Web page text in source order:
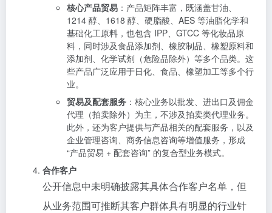
核心产品贸易 ：产品矩阵丰富，既涵盖甘油、
1214 醇、1618 醇、硬脂酸、AES 等油脂化学和
基础化工原料，也包含 IPP、GTCC 等化妆品原
料，同时涉及食品添加剂、橡胶制品、橡塑原料和
添加剂、化学试剂（危险品除外）等多个品类。这
些产品广泛应用于日化、食品、橡塑加工等多个行
业。
贸易及配套服务 ：核心业务以批发、进出口及佣金
代理（拍卖除外）为主，不涉及拍卖类代理业务。
此外，还为客户提供与产品相关的配套服务，以及
企业管理咨询、商务信息咨询等增值服务，形成
“产品贸易 + 配套咨询” 的复合型业务模式。
合作客户
公开信息中未明确披露其具体合作客户名单，但
从业务范围可推断其客户群体具有明显的行业针